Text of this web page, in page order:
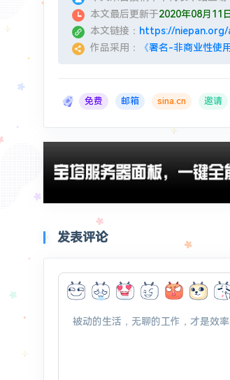
本文最后更新于2020年08月11
本文链接： https://niepan.org/
作品采用：
《署名-非商业性
免费 邮箱 sina.cn 邀请
发表评论